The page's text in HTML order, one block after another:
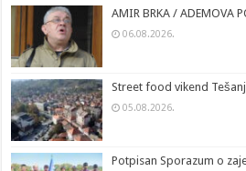
AMIR BRKA / ADEMOVA
06.08.2026.
Street food vikend Tešanj
05.08.2026.
Potpisan Sporazum o